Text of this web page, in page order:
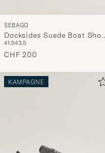
SEBAGO
Docksides Suede Boat Shoe
Beige Camel
41,543,5
CHF 200
KAMPAGNE